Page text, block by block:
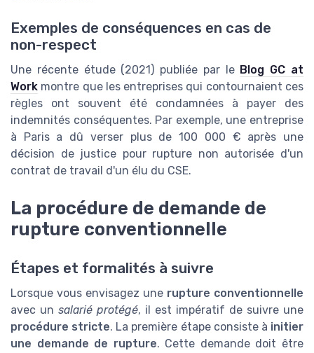
Exemples de conséquences en cas de
non-respect
Une récente étude (2021) publiée par le Blog GC at
Work montre que les entreprises qui contournaient ces
règles ont souvent été condamnées à payer des
indemnités conséquentes. Par exemple, une entreprise
à Paris a dû verser plus de 100 000 € après une
décision de justice pour rupture non autorisée d'un
contrat de travail d'un élu du CSE.
La procédure de demande de
rupture conventionnelle
Étapes et formalités à suivre
Lorsque vous envisagez une rupture conventionnelle
avec un salarié protégé, il est impératif de suivre une
procédure stricte. La première étape consiste à initier
une demande de rupture. Cette demande doit être